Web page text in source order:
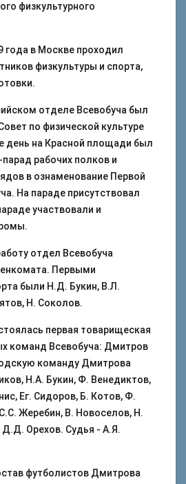
физкультурного
года в Москве проходил
физкультуры и спорта,
отделе Всевобуча был
по физической культуре
день на Красной площади был
рабочих полков и
в ознаменование Первой
На параде присутствовал
участвовали и
отдел Всевобуча
Первыми
были Н.Д. Букин, В.Л.
Н. Соколов.
первая товарищеская
команд Всевобуча: Дмитров
команду Дмитрова
Н.А. Букин, Ф. Венедиктов,
Ег. Сидоров, Б. Котов, Ф.
Жеребин, В. Новоселов, Н.
Д.Д. Орехов. Судья - А.Я.
футболистов Дмитрова